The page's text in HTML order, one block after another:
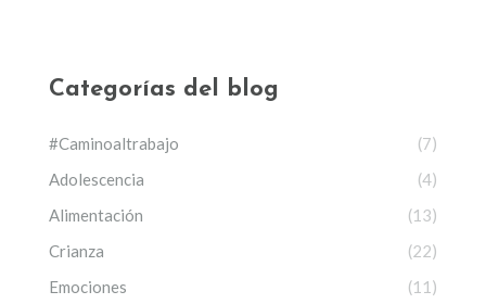
Categorías del blog
#Caminoaltrabajo
(7)
Adolescencia
(4)
Alimentación
(13)
Crianza
(22)
Emociones
(11)